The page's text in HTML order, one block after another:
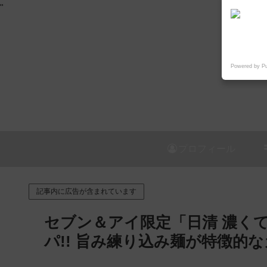
"
記事内に広告が含まれています
セブン＆アイ限定「日清 濃く
パ!! 旨み練り込み麺が特徴的
Powered by